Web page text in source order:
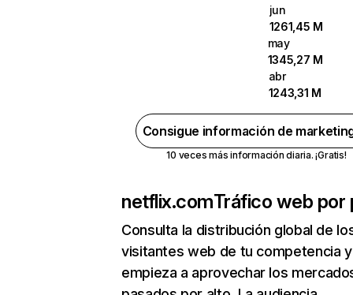
jun
1261,45 M
may
1345,27 M
abr
1243,31 M
Consigue información de
10 veces más información diaria. ¡Gratis!
netflix.comTráfico web por
Consulta la distribución global de
visitantes web de tu competencia y
empieza a aprovechar los